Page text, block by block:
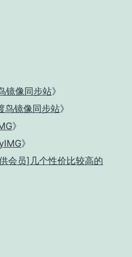
镜像同步站》
鸟镜像同步站》
》
》
会员]几个性价比较高的